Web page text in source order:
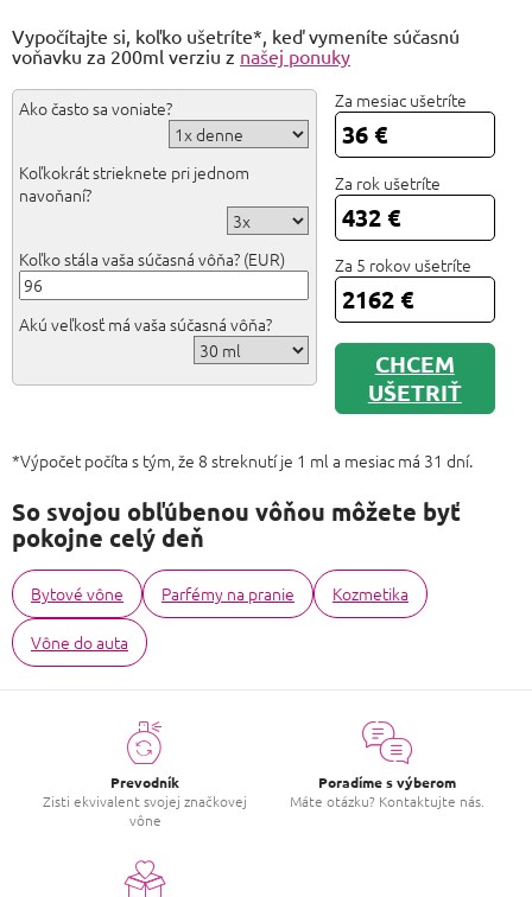
Vypočítajte si, koľko ušetríte*, keď vymeníte súčasnú
voňavku za 200ml verziu z našej ponuky
Ako často sa voniate?
Koľkokrát strieknete pri jednom
navoňaní?
Koľko stála vaša súčasná vôňa? (EUR)
Akú veľkosť má vaša súčasná vôňa?
Za mesiac ušetríte
Za rok ušetríte
Za 5 rokov ušetríte
CHCEM
UŠETRIŤ
*Výpočet počíta s tým, že 8 streknutí je 1 ml a mesiac má 31 dní.
So svojou obľúbenou vôňou môžete byť
pokojne celý deň
Bytové vône Parfémy na pranie Kozmetika
Vône do auta
Prevodník
Zisti ekvivalent svojej značkovej
vône
Poradíme s výberom
Máte otázku? Kontaktujte nás.